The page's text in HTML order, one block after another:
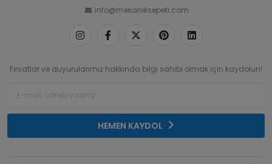
info@mekaniksepeti.com
Fırsatlar ve duyurularımız hakkında bilgi sahibi olmak için kaydolun!
HEMEN KAYDOL